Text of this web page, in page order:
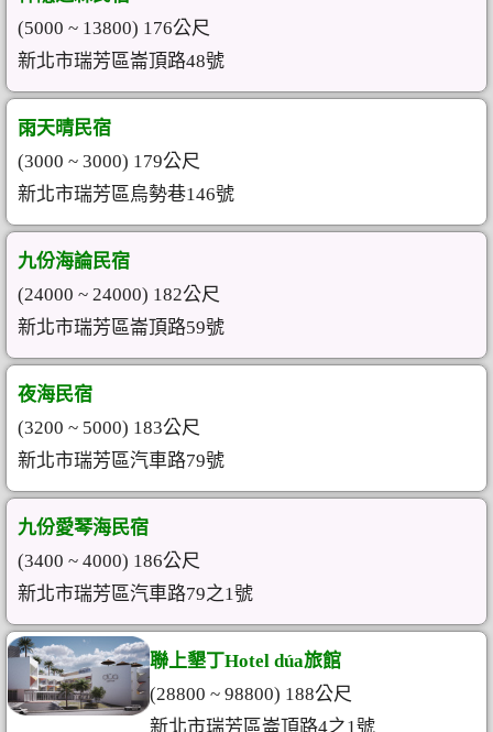
(5000 ~ 13800) 176公尺
新北市瑞芳區崙頂路48號
雨天晴民宿
(3000 ~ 3000) 179公尺
新北市瑞芳區烏勢巷146號
九份海論民宿
(24000 ~ 24000) 182公尺
新北市瑞芳區崙頂路59號
夜海民宿
(3200 ~ 5000) 183公尺
新北市瑞芳區汽車路79號
九份愛琴海民宿
(3400 ~ 4000) 186公尺
新北市瑞芳區汽車路79之1號
聯上墾丁Hotel dúa旅館
(28800 ~ 98800) 188公尺
新北市瑞芳區崙頂路4之1號